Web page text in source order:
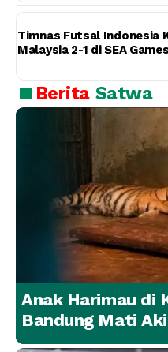
Timnas Futsal Indonesia
Malaysia 2-1 di SEA
Berita Satwa
Anak Harimau di
Bandung Mati
Lainnya